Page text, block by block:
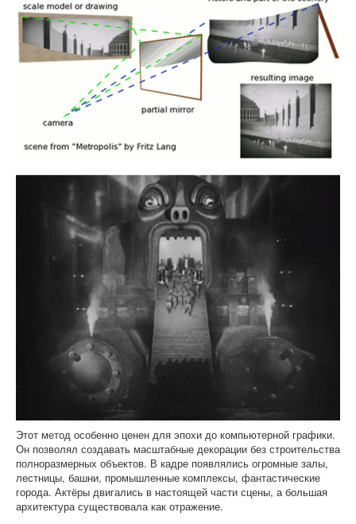
Этот метод особенно ценен для эпохи до компьютерной графики.
Он позволял создавать масштабные декорации без строительства
полноразмерных объектов. В кадре появлялись огромные залы,
лестницы, башни, промышленные комплексы, фантастические
города. Актёры двигались в настоящей части сцены, а большая
архитектура существовала как отражение.